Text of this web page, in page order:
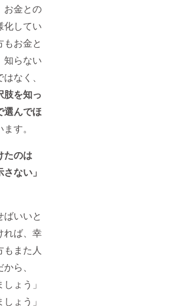
お金との
化してい
もお金と
知らない
なく、
肢を知っ
選んでほ
す。
たのは
ない」
ばいいと
れば、幸
また人
ら、
ょう」
ょう」